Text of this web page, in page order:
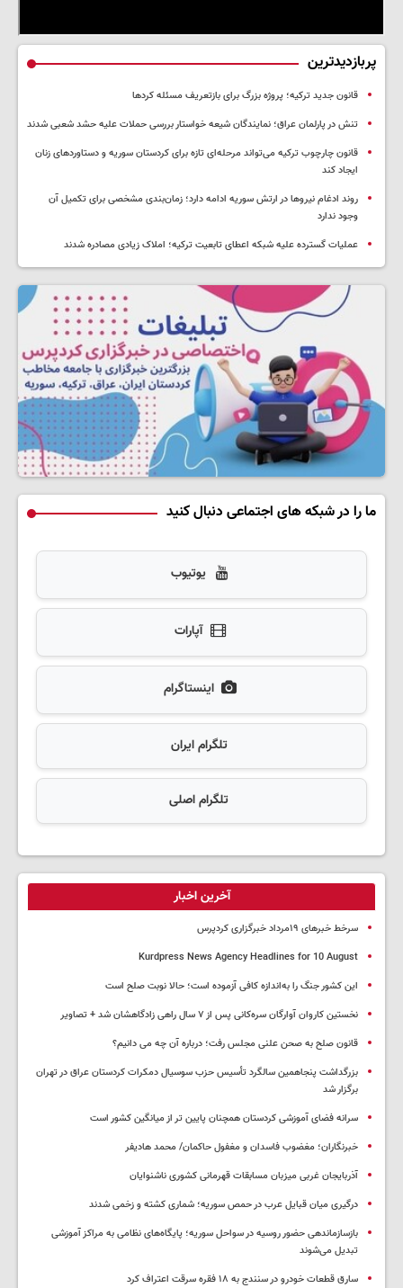
پربازدیدترین
قانون جدید ترکیه؛ پروژه بزرگ‌ برای بازتعریف مسئله کردها
تنش در پارلمان عراق؛ نمایندگان شیعه خواستار بررسی حملات علیه حشد شعبی شدند
قانون چارچوب ترکیه می‌تواند مرحله‌ای تازه برای کردستان سوریه و دستاوردهای زنان
ایجاد کند
روند ادغام نیروها در ارتش سوریه ادامه دارد؛ زمان‌بندی مشخصی برای تکمیل آن
وجود ندارد
عملیات گسترده علیه شبکه اعطای تابعیت ترکیه؛ املاک زیادی مصادره شدند
ما را در شبکه های اجتماعی دنبال کنید
یوتیوب
آپارات
اینستاگرام
تلگرام ایران
تلگرام اصلی
آخرین اخبار
سرخط خبرهای ۱۹مرداد خبرگزاری کردپرس
Kurdpress News Agency Headlines for 10 August
این کشور جنگ را به‌اندازه کافی آزموده است؛ حالا نوبت صلح است
نخستین کاروان آوارگان سره‌کانی پس از ۷ سال راهی زادگاهشان شد + تصاویر
قانون صلح به صحن علنی مجلس رفت؛ درباره آن چه می دانیم؟
بزرگداشت پنجاهمین سالگرد تأسیس حزب سوسیال دمکرات کردستان عراق در تهران
برگزار شد
سرانه فضای آموزشی کردستان همچنان پایین تر از میانگین کشور است
خبرنگاران؛ مغضوب فاسدان و مغفول حاکمان/ محمد هادیفر
آذربایجان غربی میزبان مسابقات قهرمانی کشوری ناشنوایان
درگیری میان قبایل عرب در حمص سوریه؛ شماری کشته و زخمی شدند
بازسازماندهی حضور روسیه در سواحل سوریه؛ پایگاه‌های نظامی به مراکز آموزشی
تبدیل می‌شوند
سارق قطعات خودرو در سنندج به ۱۸ فقره سرقت اعتراف کرد